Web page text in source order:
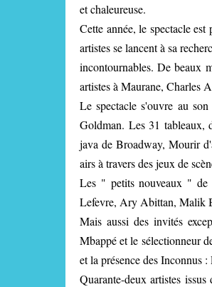
et chaleureuse.
Cette année, le spectacle
artistes se lancent à sa
incontournables. De beaux
artistes à Maurane, Charles
Le spectacle s'ouvre au
Goldman. Les 31 tableaux,
java de Broadway, Mourir
airs à travers des jeux de
Les " petits nouveaux " de
Lefevre, Ary Abittan, Malik
Mais aussi des invités
Mbappé et le sélectionneur
et la présence des Inconnus
Quarante-deux artistes